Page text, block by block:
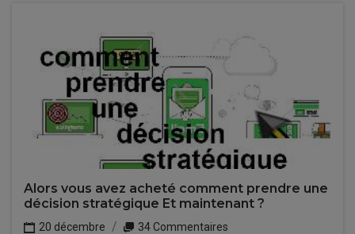
Alors vous avez acheté comment prendre une
décision stratégique Et maintenant ?
20 décembre
34 Commentaires